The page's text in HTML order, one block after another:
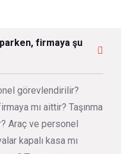
firmaya şu
görevlendirilir?
mı aittir? Taşınma
Araç ve personel
kapalı kasa mı